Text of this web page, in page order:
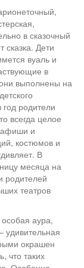
в сказочный
сказка. Дети
вуаль и
в
выполнены на
родители
всегда целое
афиши и
костюмов и
В
месяца на
родителей
театров
аура,
удивительная
окрашен
что таких